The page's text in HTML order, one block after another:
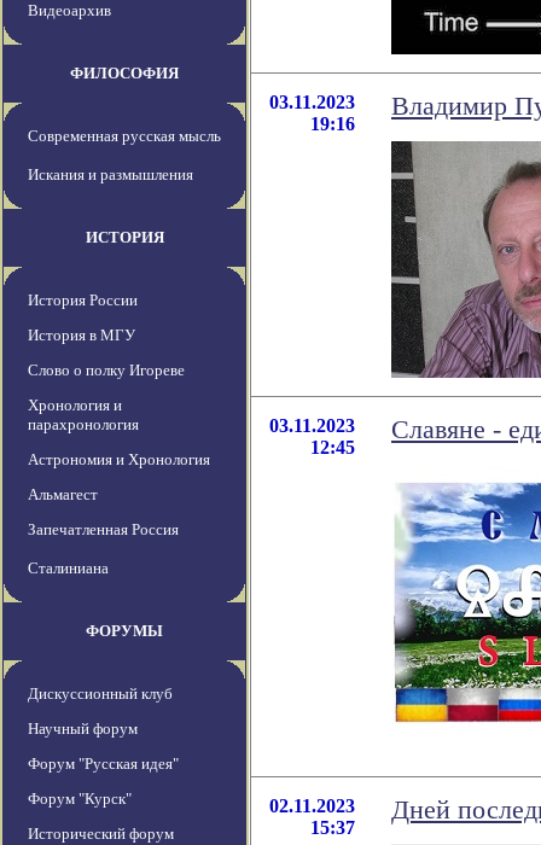
Видеоархив
ФИЛОСОФИЯ
Современная русская мысль
Искания и размышления
ИСТОРИЯ
История России
История в МГУ
Слово о полку Игореве
Хронология и
парахронология
Астрономия и Хронология
Альмагест
Запечатленная Россия
Сталиниана
ФОРУМЫ
Дискуссионный клуб
Научный форум
Форум "Русская идея"
Форум "Курск"
Исторический форум
03.11.2023
19:16
Владимир
03.11.2023
12:45
Славяне -
02.11.2023
15:37
Дней